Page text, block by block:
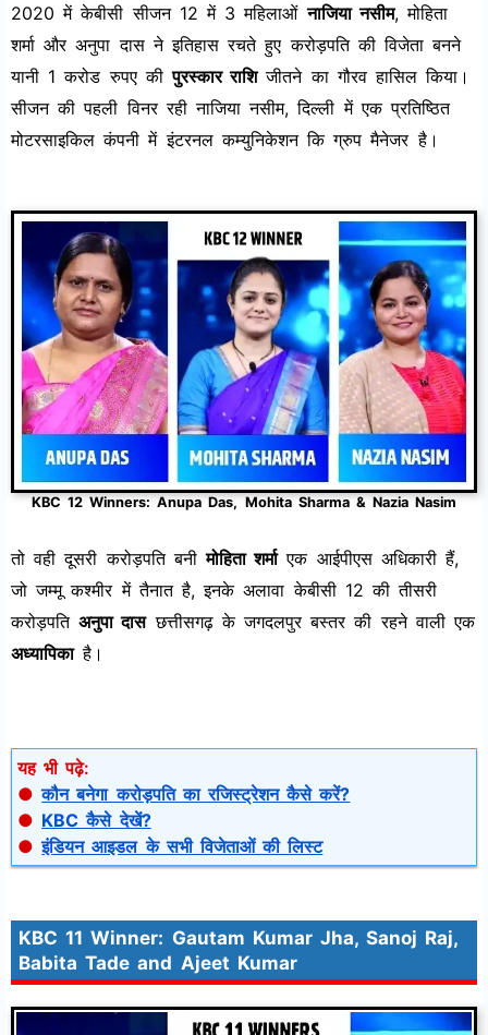
2020 में केबीसी सीजन 12 में 3 महिलाओंनाजिया नसीम, मोहिता
शर्मा और अनुपा दास ने इतिहास रचते हुए करोड़पति की विजेता बनने
यानी 1 करोड रुपए कीपुरस्कार राशिजीतने का गौरव हासिल किया।
सीजन की पहली विनर रही नाजिया नसीम, दिल्ली में एक प्रतिष्ठित
मोटरसाइकिल कंपनी में इंटरनल कम्युनिकेशन कि ग्रुप मैनेजर है।
KBC 12 Winners: Anupa Das, Mohita Sharma & Nazia Nasim
तो वही दूसरी करोड़पति बनीमोहिता शर्माएक आईपीएस अधिकारी हैं,
जो जम्मू कश्मीर में तैनात है, इनके अलावा केबीसी 12 की तीसरी
करोड़पतिअनुपा दासछत्तीसगढ़ के जगदलपुर बस्तर की रहने वाली एक
अध्यापिकाहै।
यह भी पढ़े:
●कौन बनेगा करोड़पति का रजिस्ट्रेशन कैसे करें?
● KBC कैसे देखें?
●इंडियन आइडल के सभी विजेताओं की लिस्ट
KBC 11 Winner: Gautam Kumar Jha, Sanoj Raj,
Babita Tade and Ajeet Kumar